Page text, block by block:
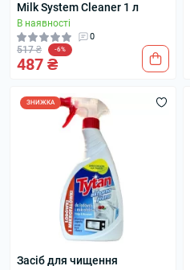
Milk System Cleaner 1 л
В наявності
0
517 ₴ -6%
487 ₴
ЗНИЖКА
Засіб для чищення